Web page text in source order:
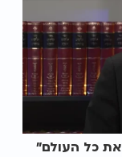
כל העולם"